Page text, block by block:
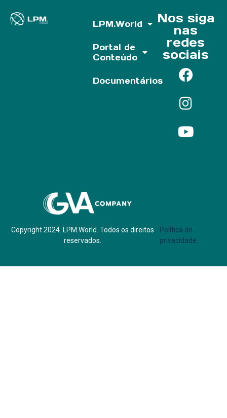
LPM.World
Portal de
Conteúdo
Documentários
Nos siga
nas
redes
sociais
Copyright 2024. LPM.World. Todos os direitos
reservados.
Política de
privacidade.